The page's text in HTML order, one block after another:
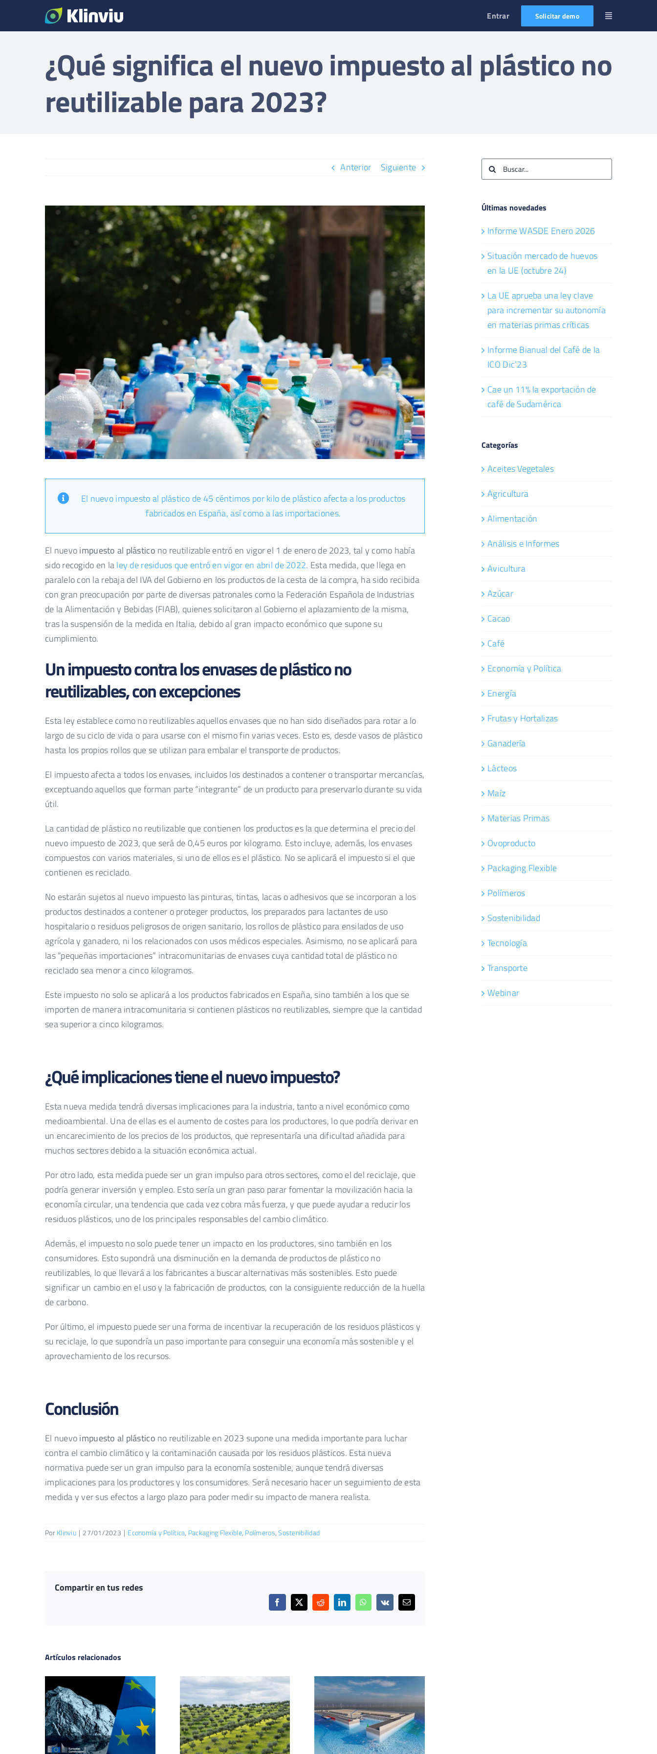
Entrar Solicitar demo
¿Qué significa el nuevo impuesto al plástico no
reutilizable para 2023?
Anterior Siguiente
El nuevo impuesto al plástico de 45 céntimos por kilo de plástico afecta a los productos
fabricados en España, así como a las importaciones.
El nuevoimpuesto al plástico no reutilizable entró en vigor el 1 de enero de 2023, tal y como había
sido recogido en laley de residuos que entró en vigor en abril de 2022. Esta medida, que llega en
paralelo con la rebaja del IVA del Gobierno en los productos de la cesta de la compra, ha sido recibida
con gran preocupación por parte de diversas patronales como la Federación Española de Industrias
de la Alimentación y Bebidas (FIAB), quienes solicitaron al Gobierno el aplazamiento de la misma,
tras la suspensión de la medida en Italia, debido al gran impacto económico que supone su
cumplimiento.
Un impuesto contra los envases de plástico no
reutilizables, con excepciones
Esta ley establece como no reutilizables aquellos envases que no han sido diseñados para rotar a lo
largo de su ciclo de vida o para usarse con el mismo fin varias veces. Esto es, desde vasos de plástico
hasta los propios rollos que se utilizan para embalar el transporte de productos.
El impuesto afecta a todos los envases, incluidos los destinados a contener o transportar mercancías,
exceptuando aquellos que forman parte “integrante” de un producto para preservarlo durante su vida
útil.
La cantidad de plástico no reutilizable que contienen los productos es la que determina el precio del
nuevo impuesto de 2023, que será de 0,45 euros por kilogramo. Esto incluye, además, los envases
compuestos con varios materiales, si uno de ellos es el plástico. No se aplicará el impuesto si el que
contienen es reciclado.
No estarán sujetos al nuevo impuesto las pinturas, tintas, lacas o adhesivos que se incorporan a los
productos destinados a contener o proteger productos, los preparados para lactantes de uso
hospitalario o residuos peligrosos de origen sanitario, los rollos de plástico para ensilados de uso
agrícola y ganadero, ni los relacionados con usos médicos especiales. Asimismo, no se aplicará para
las “pequeñas importaciones” intracomunitarias de envases cuya cantidad total de plástico no
reciclado sea menor a cinco kilogramos.
Este impuesto no solo se aplicará a los productos fabricados en España, sino también a los que se
importen de manera intracomunitaria si contienen plásticos no reutilizables, siempre que la cantidad
sea superior a cinco kilogramos.
¿Qué implicaciones tiene el nuevo impuesto?
Esta nueva medida tendrá diversas implicaciones para la industria, tanto a nivel económico como
medioambiental. Una de ellas es el aumento de costes para los productores, lo que podría derivar en
un encarecimiento de los precios de los productos, que representaría una dificultad añadida para
muchos sectores debido a la situación económica actual.
Por otro lado, esta medida puede ser un gran impulso para otros sectores, como el del reciclaje, que
podría generar inversión y empleo. Esto sería un gran paso parar fomentar la movilización hacia la
economía circular, una tendencia que cada vez cobra más fuerza, y que puede ayudar a reducir los
residuos plásticos, uno de los principales responsables del cambio climático.
Además, el impuesto no solo puede tener un impacto en los productores, sino también en los
consumidores. Esto supondrá una disminución en la demanda de productos de plástico no
reutilizables, lo que llevará a los fabricantes a buscar alternativas más sostenibles. Esto puede
significar un cambio en el uso y la fabricación de productos, con la consiguiente reducción de la huella
de carbono.
Por último, el impuesto puede ser una forma de incentivar la recuperación de los residuos plásticos y
su reciclaje, lo que supondría un paso importante para conseguir una economía más sostenible y el
aprovechamiento de los recursos.
Conclusión
El nuevoimpuesto al plástico no reutilizable en 2023 supone una medida importante para luchar
contra el cambio climático y la contaminación causada por los residuos plásticos. Esta nueva
normativa puede ser un gran impulso para la economía sostenible, aunque tendrá diversas
implicaciones para los productores y los consumidores. Será necesario hacer un seguimiento de esta
medida y ver sus efectos a largo plazo para poder medir su impacto de manera realista.
PorKlinviu | 27/01/2023 | Economía y Política, Packaging Flexible, Polímeros,Sostenibilidad
Compartir en tus redes
Facebook
X RedditLinkedInWhatsApp
Vk
Correo
Artículos relacionados
Buscar:
Últimas novedades
Informe WASDE Enero 2026
Situación mercado de huevos
en la UE (octubre 24)
La UE aprueba una ley clave
para incrementar su autonomía
en materias primas críticas
Informe Bianual del Café de la
ICO Dic’23
Cae un 11% la exportación de
café de Sudamérica
Categorías
Aceites Vegetales
Agricultura
Alimentación
Análisis e Informes
Avicultura
Azúcar
Cacao
Café
Economía y Política
Energía
Frutas y Hortalizas
Ganadería
Lácteos
Maíz
Materias Primas
Ovoproducto
Packaging Flexible
Polímeros
Sostenibilidad
Tecnología
Transporte
Webinar